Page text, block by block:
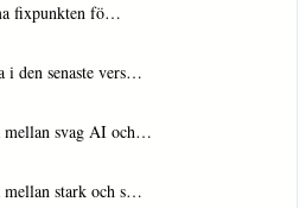
fixpunkten fö…
i den senaste vers…
mellan svag AI och…
stark och s…